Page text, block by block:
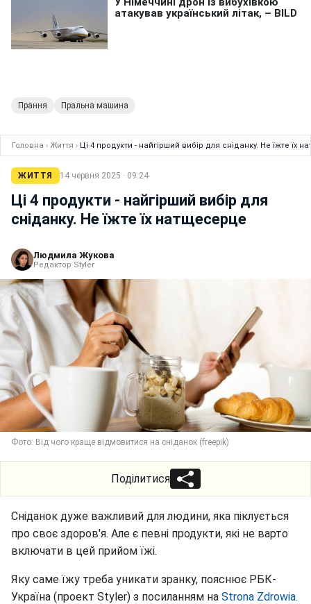
Прання Пральна машина
Головна › Життя › Ці 4 продукти - найгірший вибір для сніданку. Не їжте їх
ЖИТТЯ 14 червня 2025 · 09:24
Ці 4 продукти - найгірший вибір для
сніданку. Не їжте їх натщесерце
Людмила Жукова
Редактор Styler
Фото: Від чого краще відмовитися на сніданок (freepik)
Поділитися
Сніданок дуже важливий для людини, яка піклується
про своє здоров'я. Але є певні продукти, які не варто
включати в цей прийом їжі.
Яку саме їжу треба уникати зранку, пояснює РБК-
Україна (проект Styler) з посиланням на Strona Zdrowia.